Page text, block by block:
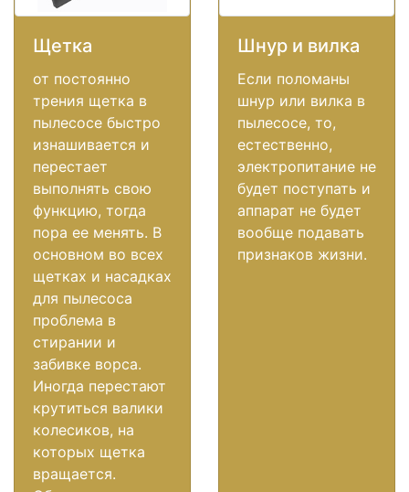
Щетка
от постоянно
трения щетка в
пылесосе быстро
изнашивается и
перестает
выполнять свою
функцию, тогда
пора ее менять. В
основном во всех
щетках и насадках
для пылесоса
проблема в
стирании и
забивке ворса.
Иногда перестают
крутиться валики
колесиков, на
которых щетка
вращается.
Шнур и вилка
Если поломаны
шнур или вилка в
пылесосе, то,
естественно,
электропитание не
будет поступать и
аппарат не будет
вообще подавать
признаков жизни.